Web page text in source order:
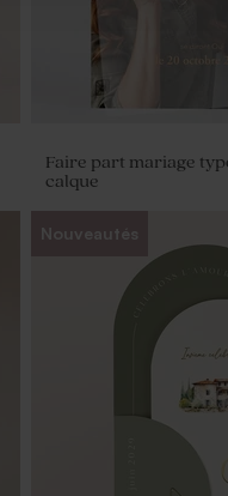
Dragées mariage
Faire part mariage
calque
Nouveautés